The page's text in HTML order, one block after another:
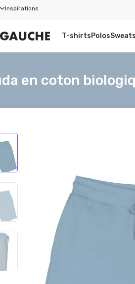
Inspirations
T-shirtsPolosSweats
en coton